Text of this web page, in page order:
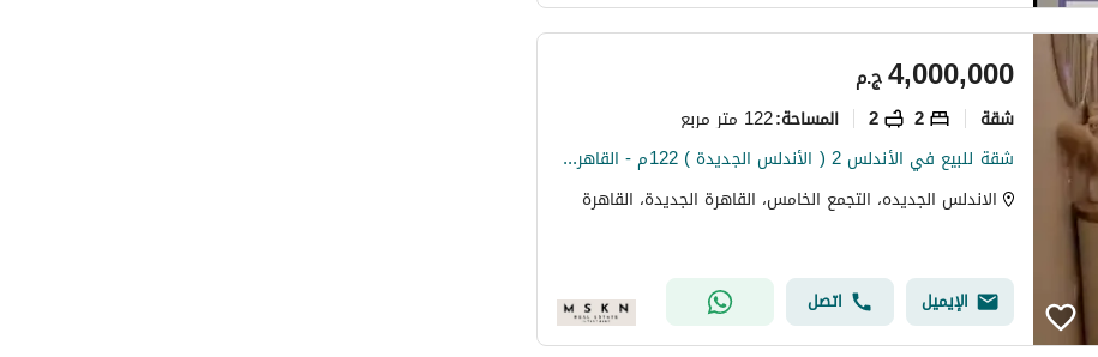
ج.م4,000,000
شقة 2
2 المساحة:122 متر مربع
شقة للبيع في الأندلس 2 ( الأندلس الجديدة ) 122م - القاهرة الجديدة
الاندلس الجديده، التجمع الخامس، القاهرة الجديدة، القاهرة
الإيميل اتصل